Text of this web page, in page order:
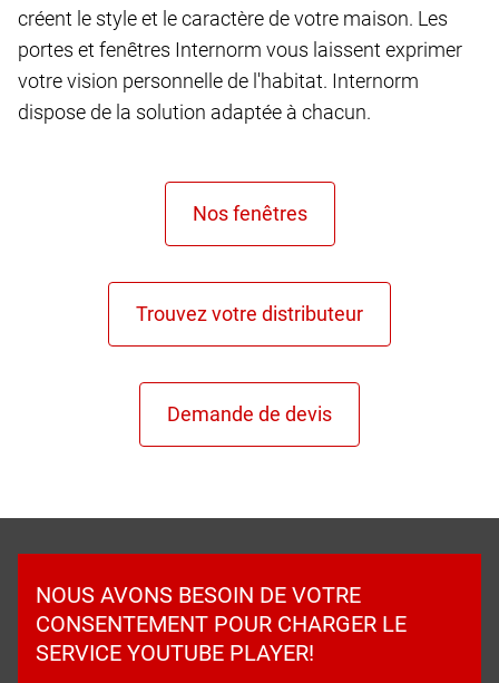
créent le style et le caractère de votre maison. Les
portes et fenêtres Internorm vous laissent exprimer
votre vision personnelle de l'habitat. Internorm
dispose de la solution adaptée à chacun.
NOUS AVONS BESOIN DE VOTRE
CONSENTEMENT POUR CHARGER LE
SERVICE YOUTUBE PLAYER!